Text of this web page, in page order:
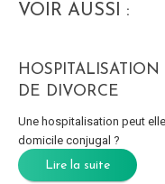
VOIR AUSSI :
DE DIVORCE
Une hospitalisation peut
domicile conjugal ?
Lire la suite